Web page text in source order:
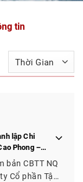
tin
lập Chi
Phong –
bản CBTT NQ
Cổ phần Tập